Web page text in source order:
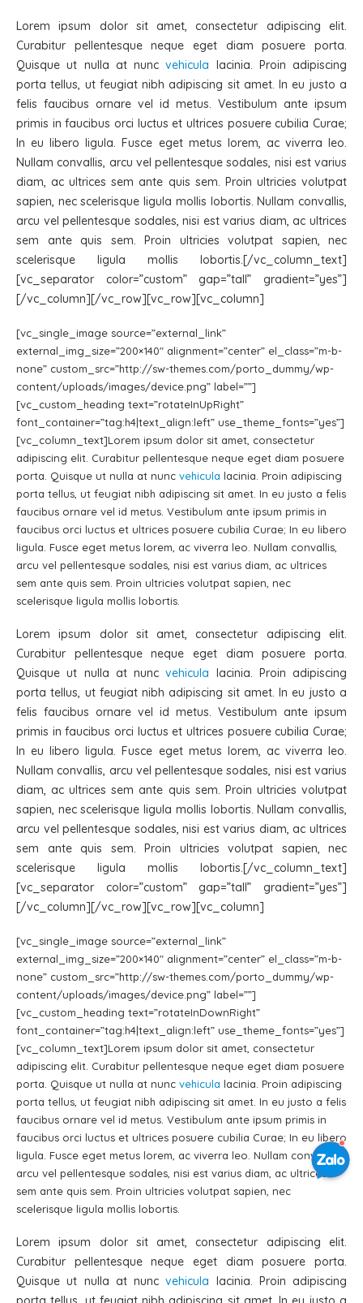
Lorem ipsum dolor sit amet, consectetur adipiscing elit.
Curabitur pellentesque neque eget diam posuere porta.
Quisque ut nulla at nuncvehicula lacinia. Proin adipiscing
porta tellus, ut feugiat nibh adipiscing sit amet. In eu justo a
felis faucibus ornare vel id metus. Vestibulum ante ipsum
primis in faucibus orci luctus et ultrices posuere cubilia Curae;
In eu libero ligula. Fusce eget metus lorem, ac viverra leo.
Nullam convallis, arcu vel pellentesque sodales, nisi est varius
diam, ac ultrices sem ante quis sem. Proin ultricies volutpat
sapien, nec scelerisque ligula mollis lobortis. Nullam convallis,
arcu vel pellentesque sodales, nisi est varius diam, ac ultrices
sem ante quis sem. Proin ultricies volutpat sapien, nec
scelerisque ligula mollis lobortis.[/vc_column_text]
[vc_separator color=”custom” gap=”tall” gradient=”yes”]
[/vc_column][/vc_row][vc_row][vc_column]
[vc_single_image source=”external_link”
external_img_size=”200×140″ alignment=”center” el_class=”m-b-
none” custom_src=”http://sw-themes.com/porto_dummy/wp-
content/uploads/images/device.png” label=””]
[vc_custom_heading text=”rotateInUpRight”
font_container=”tag:h4|text_align:left” use_theme_fonts=”yes”]
[vc_column_text]Lorem ipsum dolor sit amet, consectetur
adipiscing elit. Curabitur pellentesque neque eget diam posuere
porta. Quisque ut nulla at nunc vehicula lacinia. Proin adipiscing
porta tellus, ut feugiat nibh adipiscing sit amet. In eu justo a felis
faucibus ornare vel id metus. Vestibulum ante ipsum primis in
faucibus orci luctus et ultrices posuere cubilia Curae; In eu libero
ligula. Fusce eget metus lorem, ac viverra leo. Nullam convallis,
arcu vel pellentesque sodales, nisi est varius diam, ac ultrices
sem ante quis sem. Proin ultricies volutpat sapien, nec
scelerisque ligula mollis lobortis.
Lorem ipsum dolor sit amet, consectetur adipiscing elit.
Curabitur pellentesque neque eget diam posuere porta.
Quisque ut nulla at nuncvehicula lacinia. Proin adipiscing
porta tellus, ut feugiat nibh adipiscing sit amet. In eu justo a
felis faucibus ornare vel id metus. Vestibulum ante ipsum
primis in faucibus orci luctus et ultrices posuere cubilia Curae;
In eu libero ligula. Fusce eget metus lorem, ac viverra leo.
Nullam convallis, arcu vel pellentesque sodales, nisi est varius
diam, ac ultrices sem ante quis sem. Proin ultricies volutpat
sapien, nec scelerisque ligula mollis lobortis. Nullam convallis,
arcu vel pellentesque sodales, nisi est varius diam, ac ultrices
sem ante quis sem. Proin ultricies volutpat sapien, nec
scelerisque ligula mollis lobortis.[/vc_column_text]
[vc_separator color=”custom” gap=”tall” gradient=”yes”]
[/vc_column][/vc_row][vc_row][vc_column]
[vc_single_image source=”external_link”
external_img_size=”200×140″ alignment=”center” el_class=”m-b-
none” custom_src=”http://sw-themes.com/porto_dummy/wp-
content/uploads/images/device.png” label=””]
[vc_custom_heading text=”rotateInDownRight”
font_container=”tag:h4|text_align:left” use_theme_fonts=”yes”]
[vc_column_text]Lorem ipsum dolor sit amet, consectetur
adipiscing elit. Curabitur pellentesque neque eget diam posuere
porta. Quisque ut nulla at nunc vehicula lacinia. Proin adipiscing
porta tellus, ut feugiat nibh adipiscing sit amet. In eu justo a felis
faucibus ornare vel id metus. Vestibulum ante ipsum primis in
faucibus orci luctus et ultrices posuere cubilia Curae; In eu libero
ligula. Fusce eget metus lorem, ac viverra leo. Nullam convallis,
arcu vel pellentesque sodales, nisi est varius diam, ac ultrices
sem ante quis sem. Proin ultricies volutpat sapien, nec
scelerisque ligula mollis lobortis.
Lorem ipsum dolor sit amet, consectetur adipiscing elit.
Curabitur pellentesque neque eget diam posuere porta.
Quisque ut nulla at nuncvehicula lacinia. Proin adipiscing